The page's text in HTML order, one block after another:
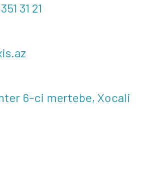
31 21
6-ci mertebe, Xocali